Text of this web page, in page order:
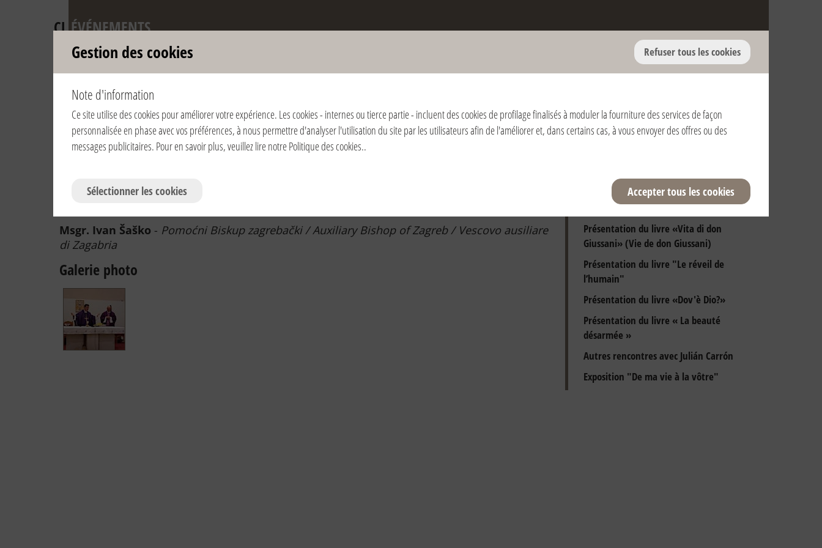
CLÉVÉNEMENTS
Anniversaire de la mort de don Giussani et de la
Voir par année: 2024 2023 2022 2021 2020 2019 2018 2017 2016 2015
2007
06/03/2022 | 18:30 | Croazia / Croatia / Hrvatska | Zagabria / Zagreb
Msgr. Ivan Šaško - Pomoćni Biskup zagrebački / Auxiliary Bishop of Zagreb / Vescovo ausiliare
di Zagabria
Galerie photo
Anniversaire de la mort de don Giussani
Présentations de livres de Luigi Giussani
Exercices spirituels
Pèlerinages
Présentation du livre «Vita di don
Giussani» (Vie de don Giussani)
Présentation du livre "Le réveil de
l’humain"
Présentation du livre «Dov'è Dio?»
Présentation du livre « La beauté
désarmée »
Autres rencontres avec Julián Carrón
Exposition "De ma vie à la vôtre"
Gestion des cookies Refuser tous les cookies
Note d'information
Ce site utilise des cookies pour améliorer votre expérience. Les cookies - internes ou tierce partie - incluent des cookies de profilage finalisés à moduler la fourniture des services de façon
personnalisée en phase avec vos préférences, à nous permettre d'analyser l'utilisation du site par les utilisateurs afin de l'améliorer et, dans certains cas, à vous envoyer des offres ou des
messages publicitaires. Pour en savoir plus, veuillez lire notrePolitique des cookies..
Sélectionner les cookies Accepter tous les cookies